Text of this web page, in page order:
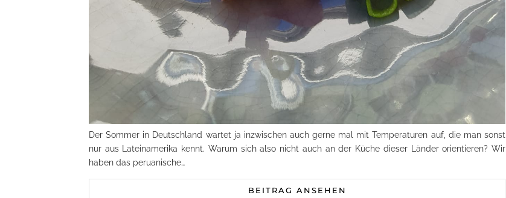
Der Sommer in Deutschland wartet ja inzwischen auch gerne mal mit Temperaturen auf, die man sonst
nur aus Lateinamerika kennt. Warum sich also nicht auch an der Küche dieser Länder orientieren? Wir
haben das peruanische…
BEITRAG ANSEHEN